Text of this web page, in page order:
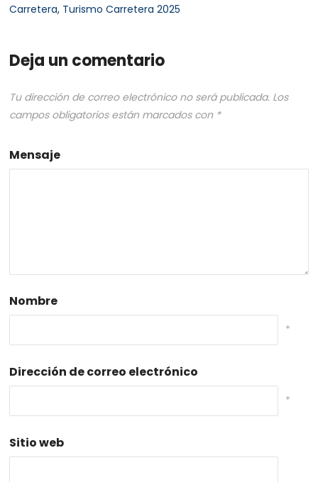
Carretera, Turismo Carretera 2025
Deja un comentario
Tu dirección de correo electrónico no será publicada. Los
campos obligatorios están marcados con *
Mensaje
Nombre
*
Dirección de correo electrónico
*
Sitio web